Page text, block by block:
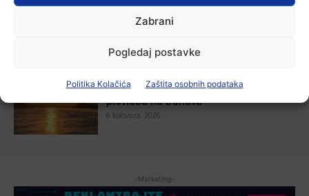
Zabrani
Pogledaj postavke
Politika Kolačića Zaštita osobnih podataka
7 kolovoza, 2026
Zbog niskog vodostaja otežana
plovidba na Dunavu
6 kolovoza, 2026
-Marketing-